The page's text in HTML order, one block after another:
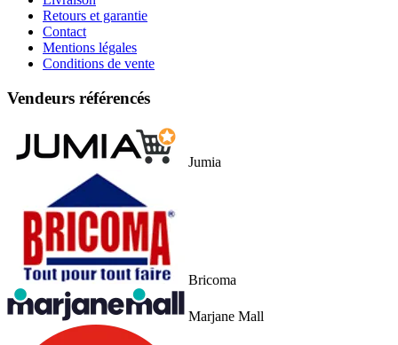
Retours et garantie
Contact
Mentions légales
Conditions de vente
Vendeurs référencés
Jumia
Bricoma
Marjane Mall